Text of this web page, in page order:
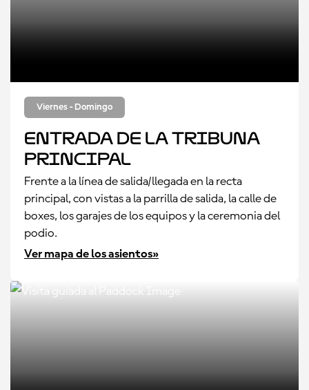
Viernes - Domingo
Entrada de la Tribuna
Principal
Frente a la línea de salida/llegada en la recta
principal, con vistas a la parrilla de salida, la calle de
boxes, los garajes de los equipos y la ceremonia del
podio.
Ver mapa de los asientos»